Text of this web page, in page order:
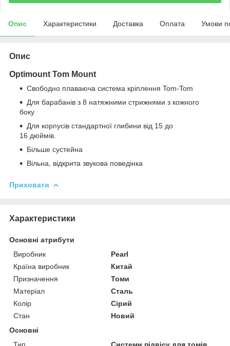
Опис Характеристики Доставка Оплата Умови
Опис
Optimount Tom Mount
Свободно плаваюча система кріплення Tom-Tom
Для барабанів з 8 натяжними стрижнями з кожного
боку
Для корпусів стандартної глибини від 15 до
16 дюймів.
Більше сустейна
Вільна, відкрита звукова поведінка
Приховати
Характеристики
Основні атрибути
Виробник
Pearl
Країна виробник
Китай
Призначення
Томи
Матеріал
Сталь
Колір
Сірий
Стан
Новий
Основні
Тип
Системи підвісу для томів